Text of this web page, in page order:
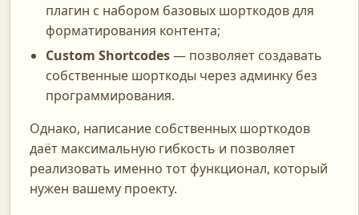
плагин с набором базовых шорткодов для
форматирования контента;
Custom Shortcodes— позволяет создавать
собственные шорткоды через админку без
программирования.
Однако, написание собственных шорткодов
даёт максимальную гибкость и позволяет
реализовать именно тот функционал, который
нужен вашему проекту.